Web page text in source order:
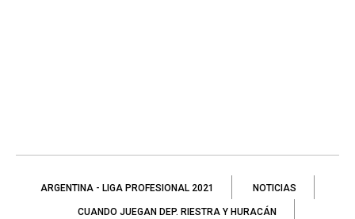
ARGENTINA - LIGA PROFESIONAL 2021 NOTICIAS
CUANDO JUEGAN DEP. RIESTRA Y HURACÁN